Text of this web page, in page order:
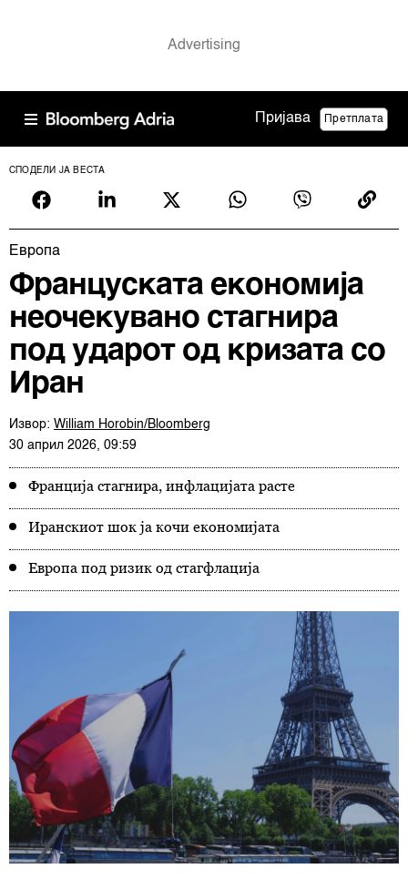
Пријава Претплата
СПОДЕЛИ ЈА ВЕСТА
Европа
Француската економија
неочекувано стагнира
под ударот од кризата со
Иран
Извор: William Horobin/Bloomberg
30 април 2026, 09:59
Франција стагнира, инфлацијата расте
Иранскиот шок ја кочи економијата
Европа под ризик од стагфлација